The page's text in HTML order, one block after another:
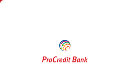
Sari